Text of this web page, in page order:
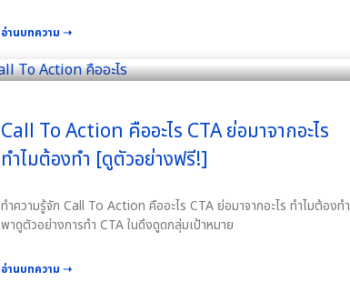
อ่านบทความ ➝
Call To Action คืออะไร CTA ย่อมาจากอะไร
ทำไมต้องทำ [ดูตัวอย่างฟรี!]
ทำความรู้จัก Call To Action คืออะไร CTA ย่อมาจากอะไร ทำไมต้องทำ
พาดูตัวอย่างการทำ CTA ในดึงดูดกลุ่มเป้าหมาย
อ่านบทความ ➝